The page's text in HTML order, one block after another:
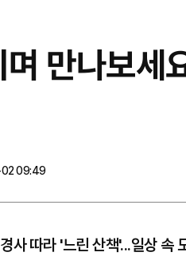
만나보세
09:49
사 따라 '느린 산책'...일상 속